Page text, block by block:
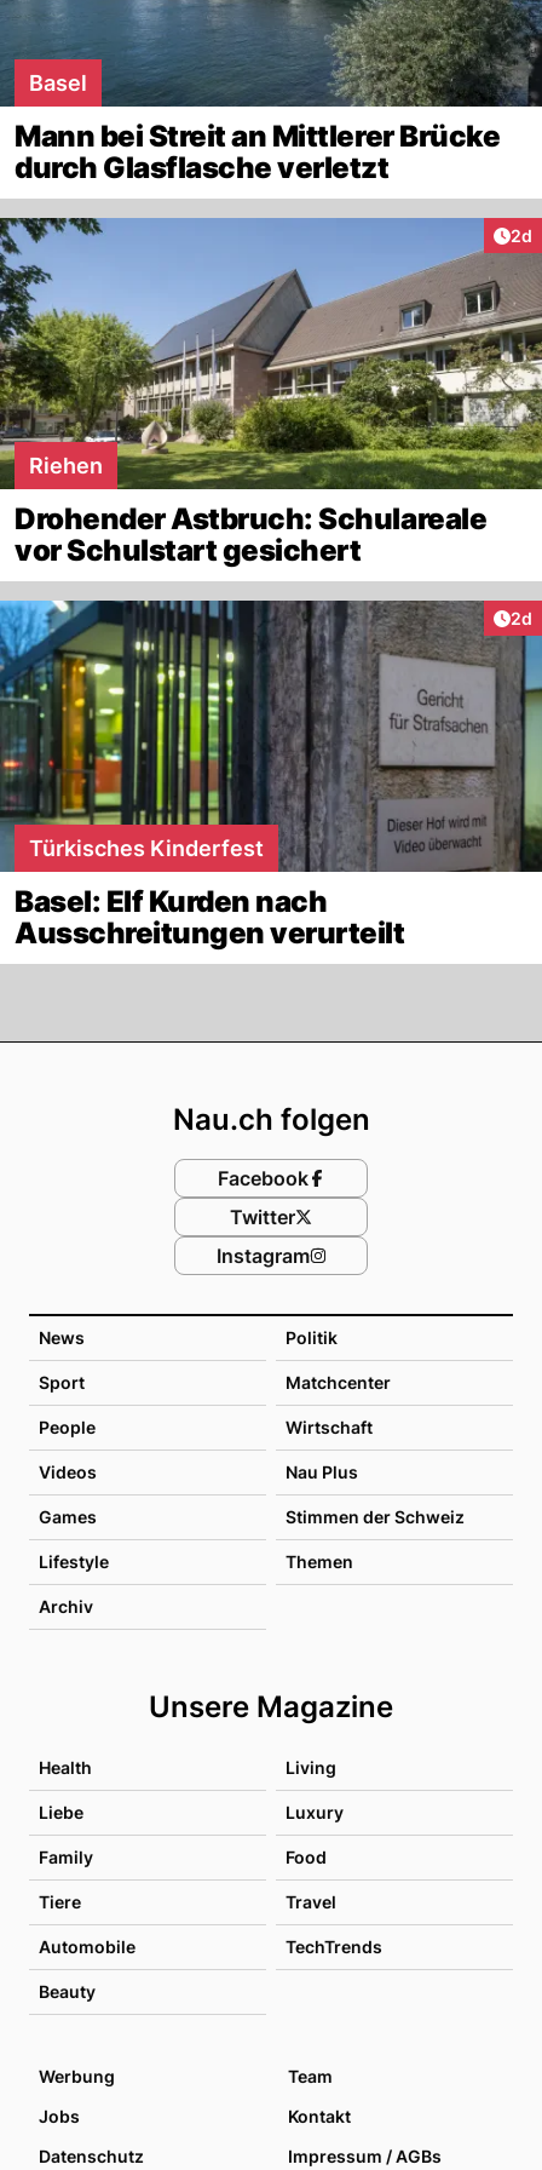
Basel
Mann bei Streit an Mittlerer Brücke
durch Glasflasche verletzt
2d
Riehen
Drohender Astbruch: Schulareale
vor Schulstart gesichert
2d
Türkisches Kinderfest
Basel: Elf Kurden nach
Ausschreitungen verurteilt
News Politik
Sport Matchcenter
People Wirtschaft
Videos Nau Plus
Games Stimmen der Schweiz
Lifestyle Themen
Archiv
Unsere Magazine
Health Living
Liebe Luxury
Family Food
Tiere Travel
Automobile TechTrends
Beauty
Nau.ch folgen
Facebook
Twitter
Instagram
Werbung
Team
Jobs
Kontakt
Datenschutz
Impressum / AGBs